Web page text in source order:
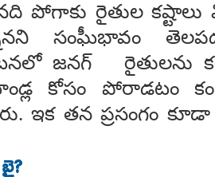
పోగాకు రైతుల
సంఘీభావం
జనగ్ రైతులను
కోసం పోరాడటం
ఇక తన ప్రసంగం కూడా